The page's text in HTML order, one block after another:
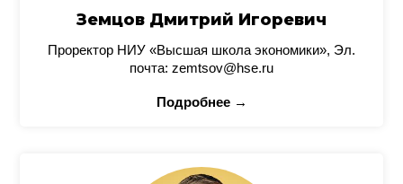
Земцов Дмитрий Игоревич
Проректор НИУ «Высшая школа экономики», Эл.
почта: zemtsov@hse.ru
Подробнее →